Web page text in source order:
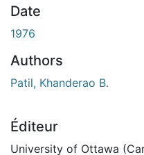
Date
1976
Authors
Patil, Khanderao B.
Éditeur
University of Ottawa